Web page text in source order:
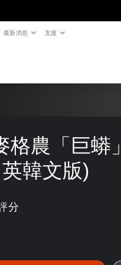
最新消息 支援
農「巨蟒」
韓文版)
分